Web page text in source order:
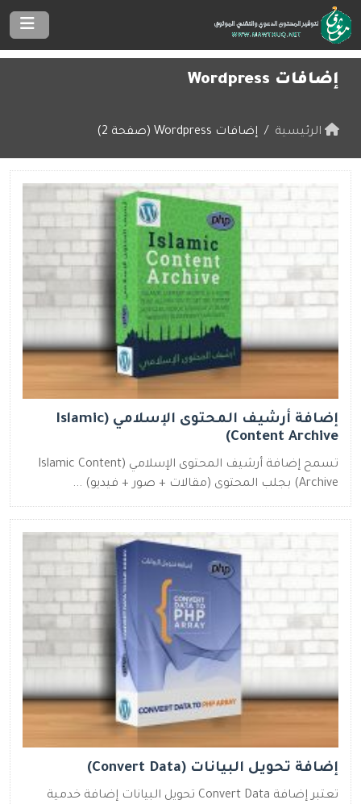
إضافات Wordpress
الرئيسية إضافات Wordpress (صفحة 2)
إضافة أرشيف المحتوى الإسلامي (Islamic
Content Archive)
تسمح إضافة أرشيف المحتوى الإسلامي (Islamic Content
Archive) بجلب المحتوى (مقالات + صور + فيديو) ...
إضافة تحويل البيانات (Convert Data)
تعتبر إضافة Convert Data تحويل البيانات إضافة خدمية